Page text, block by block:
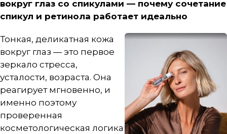
вокруг глаз со спикулами — почему сочетание
спикул и ретинола работает идеально
Тонкая, деликатная кожа
вокруг глаз — это первое
зеркало стресса,
усталости, возраста. Она
реагирует мгновенно, и
именно поэтому
проверенная
косметологическая логика